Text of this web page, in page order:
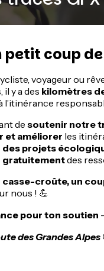
petit coup
voyageur ou
y a des kilomètres
l’itinérance
de soutenir notre
et améliorer les
des projets
gratuitementdes
casse-croûte, un
nous ! 💪
pour ton soutien
des Grandes Alpes